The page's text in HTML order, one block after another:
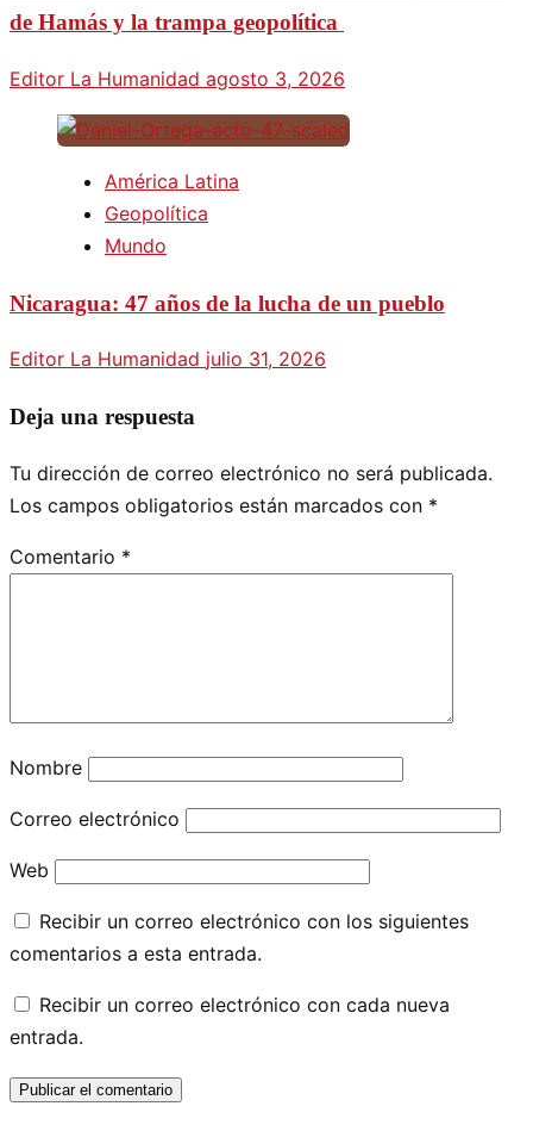
de Hamás y la trampa geopolítica
Editor La Humanidad agosto 3, 2026
América Latina
Geopolítica
Mundo
Nicaragua: 47 años de la lucha de un pueblo
Editor La Humanidad julio 31, 2026
Deja una respuesta
Tu dirección de correo electrónico no será publicada.
Los campos obligatorios están marcados con *
Comentario *
Nombre
Correo electrónico
Web
Recibir un correo electrónico con los siguientes
comentarios a esta entrada.
Recibir un correo electrónico con cada nueva
entrada.